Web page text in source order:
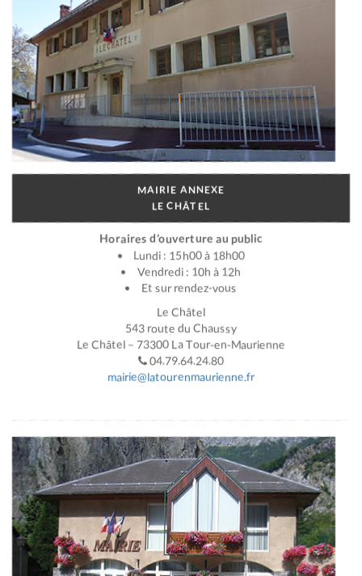
MAIRIE ANNEXE
LE CHÂTEL
Horaires d’ouverture au public
Lundi : 15h00 à 18h00
Vendredi : 10h à 12h
Et sur rendez-vous
Le Châtel
543 route du Chaussy
Le Châtel – 73300 La Tour-en-Maurienne
04.79.64.24.80
mairie@latourenmaurienne.fr